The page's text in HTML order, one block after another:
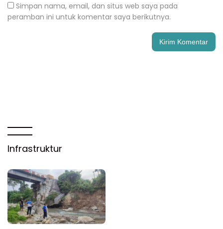
Simpan nama, email, dan situs web saya pada
peramban ini untuk komentar saya berikutnya.
Infrastruktur